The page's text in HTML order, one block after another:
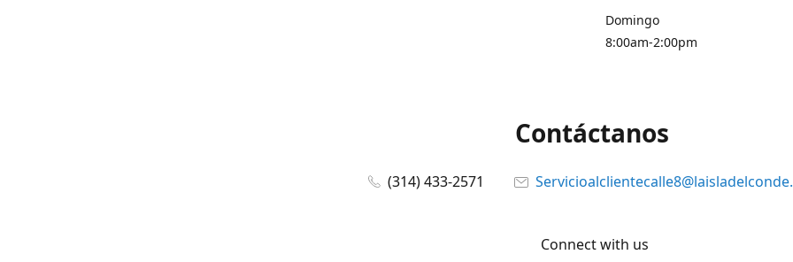
Domingo
8:00am-2:00pm
Contáctanos
(314) 433-2571
Connect with us